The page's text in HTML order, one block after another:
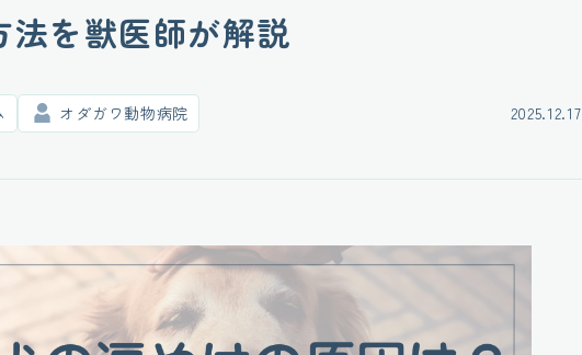
法を獣医師が解説
オダガワ動物病院 2025.12.17